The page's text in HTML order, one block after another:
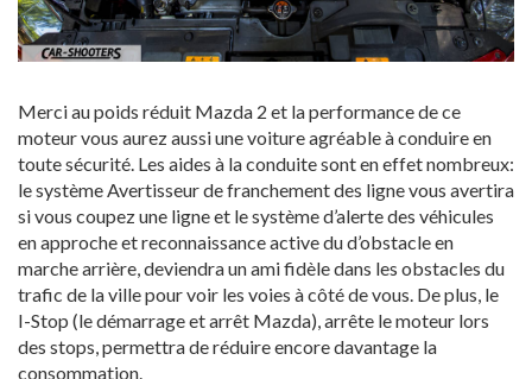
Merci au poids réduit Mazda 2 et la performance de ce
moteur vous aurez aussi une voiture agréable à conduire en
toute sécurité. Les aides à la conduite sont en effet nombreux:
le système Avertisseur de franchement des ligne vous avertira
si vous coupez une ligne et le système d’alerte des véhicules
en approche et reconnaissance active du d’obstacle en
marche arrière, deviendra un ami fidèle dans les obstacles du
trafic de la ville pour voir les voies à côté de vous. De plus, le
I-Stop (le démarrage et arrêt Mazda), arrête le moteur lors
des stops, permettra de réduire encore davantage la
consommation.